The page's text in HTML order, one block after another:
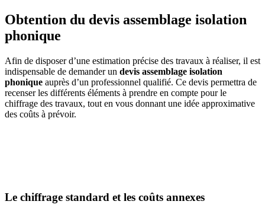
Obtention du devis assemblage isolation
phonique
Afin de disposer d’une estimation précise des travaux à réaliser, il est
indispensable de demander un devis assemblage isolation
phonique auprès d’un professionnel qualifié. Ce devis permettra de
recenser les différents éléments à prendre en compte pour le
chiffrage des travaux, tout en vous donnant une idée approximative
des coûts à prévoir.
Le chiffrage standard et les coûts annexes